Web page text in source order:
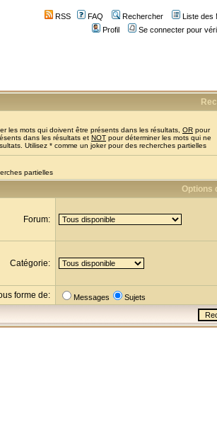
RSS FAQ Rechercher Liste des
Profil
Se connecter pour
les mots qui doivent être présents dans les résultats, OR pour
dans les résultats et NOT pour déterminer les mots qui ne
Utilisez * comme un joker pour des recherches partielles
partielles
Options
Forum:
Catégorie:
forme de: Messages Sujets